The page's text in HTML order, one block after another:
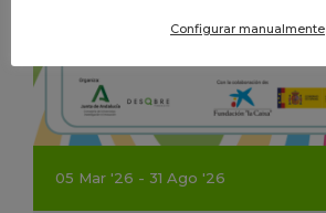
05 Mar '26 - 31 Ago '26
Configurar manualmente